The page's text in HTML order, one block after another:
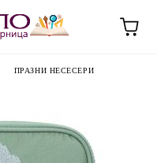
ПРАЗНИ НЕСЕСЕРИ